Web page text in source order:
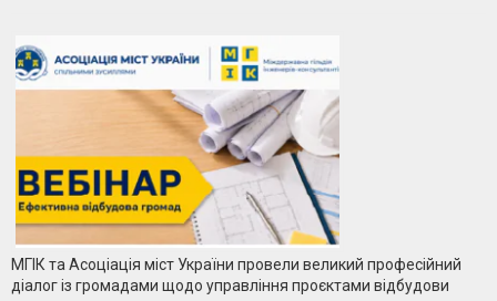
МГІК та Асоціація міст України провели великий професійний
діалог із громадами щодо управління проєктами відбудови